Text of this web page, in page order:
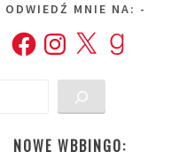
ODWIEDŹ MNIE NA:
FacebookInstagram
X Goodreads
NOWE WBBINGO: